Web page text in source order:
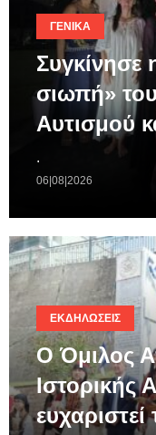
ΓΕΝΙΚΆ
σιωπή»
Αυτισμού
.
06|08|2026
ΕΚΔΗΛΏΣΕΙΣ
Ο Όμιλος
Ιστορικής